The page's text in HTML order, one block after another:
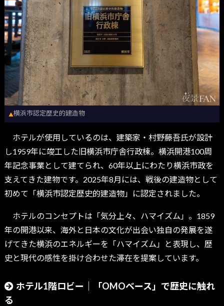
▲横浜市認定歴史的建造物
ホテルが使用しているのは、建築家・村野藤吾氏が設計
し1959年に竣工した旧横浜市庁舎行政棟。横浜開港100周
年記念事業として建てられ、60年以上にわたり横浜市政を
支えてきた建物です。2025年8月には、戦後の建造物として
初めて「横浜市認定歴史的建造物」に認定されました。
ホテルのコンセプトは「気分上々、ハマイズム」。1859
年の開港以来、海外と日本の文化が出会い独自の発展を遂
げてきた横浜のエネルギーを「ハマイズム」と表現し、歴
史と現代の感性を掛け合わせた滞在を提案しています。
ホテル1階ロビー｜「OMOベース」で歴史に触れ
る